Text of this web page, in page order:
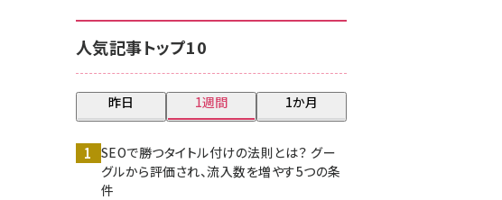
人気記事トップ10
昨日 1週間 1か月
SEOで勝つタイトル付けの法則とは？ グー
グルから評価され、流入数を増やす5つの条
件